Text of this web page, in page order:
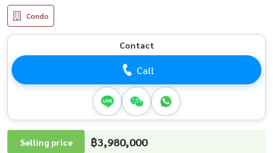
Condo
Contact
Call
Selling price ฿3,980,000